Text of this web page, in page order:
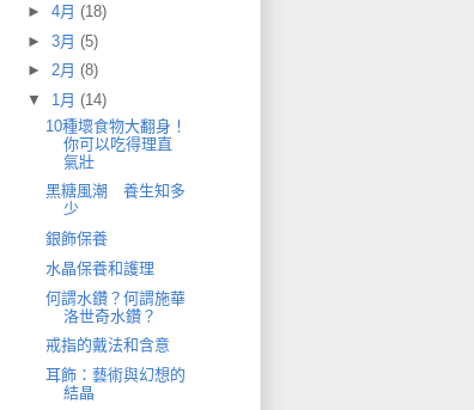
► 4月 (18)
► 3月 (5)
► 2月 (8)
▼ 1月 (14)
10種壞食物大翻身！
你可以吃得理直
氣壯
黑糖風潮 養生知多
少
銀飾保養
水晶保養和護理
何謂水鑽？何謂施華
洛世奇水鑽？
戒指的戴法和含意
耳飾：藝術與幻想的
結晶